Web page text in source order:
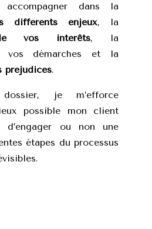
dans la
différents enjeux, la
vos intérêts, la
démarches et la
préjudices.
je m’efforce
possible mon client
d’engager ou non une
étapes du processus